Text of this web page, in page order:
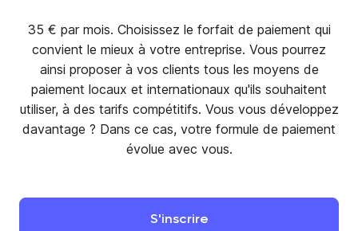
35 € par mois. Choisissez le forfait de paiement qui
convient le mieux à votre entreprise. Vous pourrez
ainsi proposer à vos clients tous les moyens de
paiement locaux et internationaux qu'ils souhaitent
utiliser, à des tarifs compétitifs. Vous vous développez
davantage ? Dans ce cas, votre formule de paiement
évolue avec vous.
S'inscrire